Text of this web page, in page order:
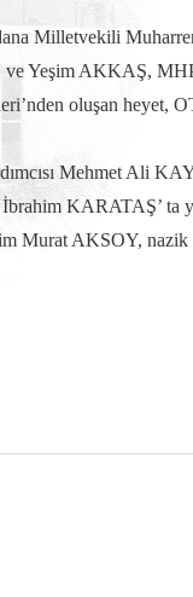
Milletvekili
Yeşim AKKAŞ,
oluşan heyet,
Mehmet Ali
KARATAŞ’ ta
Murat AKSOY, nazik